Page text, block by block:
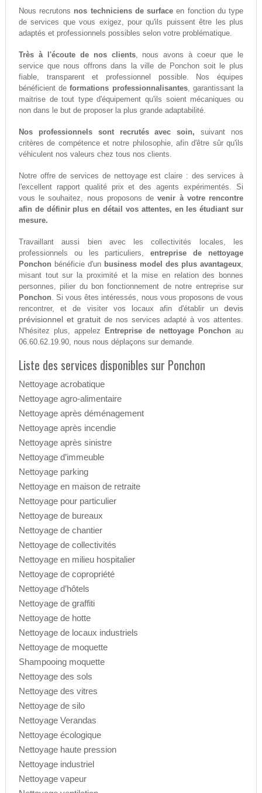
Nous recrutons nos techniciens de surface en fonction du type
de services que vous exigez, pour qu'ils puissent être les plus
adaptés et professionnels possibles selon votre problématique.
Très à l'écoute de nos clients, nous avons à coeur que le
service que nous offrons dans la ville de Ponchon soit le plus
fiable, transparent et professionnel possible. Nos équipes
bénéficient deformations professionnalisantes, garantissant la
maitrise de tout type d'équipement qu'ils soient mécaniques ou
non dans le but de proposer la plus grande adaptabilité.
Nos professionnels sont recrutés avec soin, suivant nos
critères de compétence et notre philosophie, afin d'être sûr qu'ils
véhiculent nos valeurs chez tous nos clients.
Notre offre de services de nettoyage est claire : des services à
l'excellent rapport qualité prix et des agents expérimentés. Si
vous le souhaitez, nous proposons devenir à votre rencontre
afin de définir plus en détail vos attentes, en les étudiant sur
mesure.
Travaillant aussi bien avec les collectivités locales, les
professionnels ou les particuliers,entreprise de nettoyage
Ponchon bénéficie d'un business model des plus avantageux,
misant tout sur la proximité et la mise en relation des bonnes
personnes, pilier du bon fonctionnement de notre entreprise sur
Ponchon. Si vous êtes intéressés, nous vous proposons de vous
rencontrer, et de visiter vos locaux afin d'établir undevis
prévisionnel et gratuitde nos services adapté à vos attentes.
N'hésitez plus, appelez
Entreprise de nettoyage Ponchon au
06.60.62.19.90, nous nous déplaçons sur demande.
Liste des services disponibles sur Ponchon
Nettoyage acrobatique
Nettoyage agro-alimentaire
Nettoyage après déménagement
Nettoyage après incendie
Nettoyage après sinistre
Nettoyage d’immeuble
Nettoyage parking
Nettoyage en maison de retraite
Nettoyage pour particulier
Nettoyage de bureaux
Nettoyage de chantier
Nettoyage de collectivités
Nettoyage en milieu hospitalier
Nettoyage de copropriété
Nettoyage d’hôtels
Nettoyage de graffiti
Nettoyage de hotte
Nettoyage de locaux industriels
Nettoyage de moquette
Shampooing moquette
Nettoyage des sols
Nettoyage des vitres
Nettoyage de silo
Nettoyage Verandas
Nettoyage écologique
Nettoyage haute pression
Nettoyage industriel
Nettoyage vapeur